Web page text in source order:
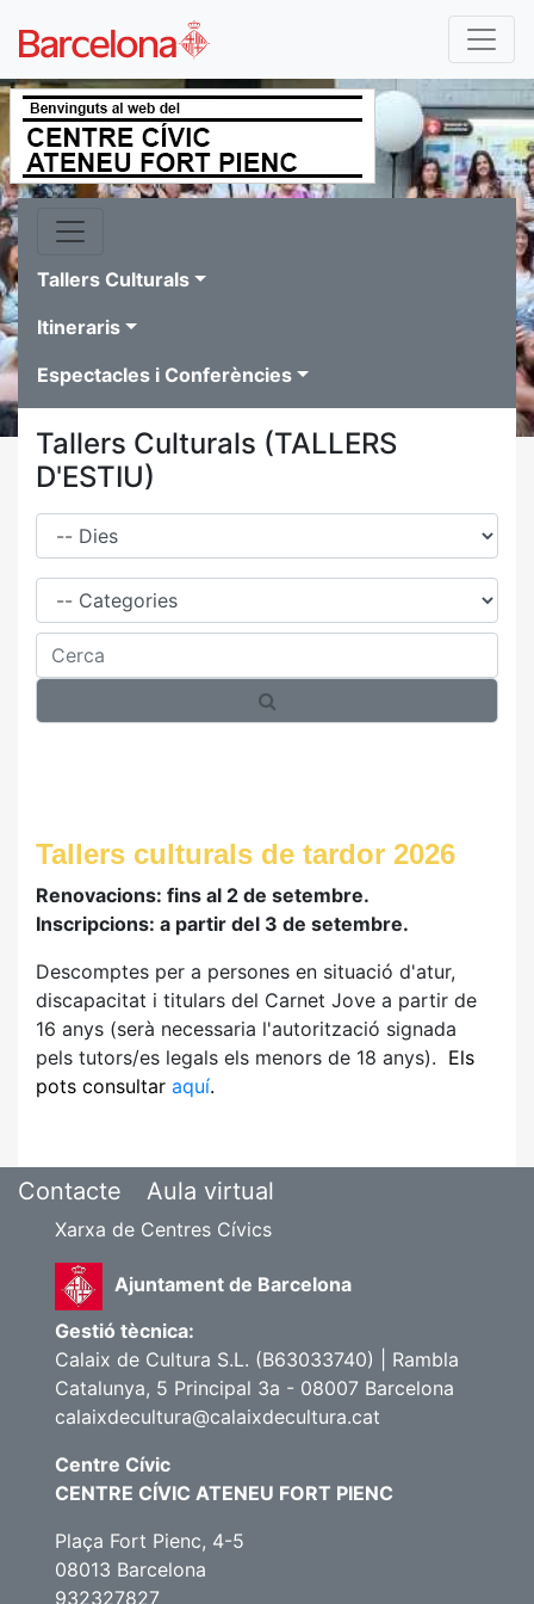
Tallers Culturals
Itineraris
Espectacles i Conferències
Tallers Culturals (TALLERS
D'ESTIU)
Dies
Família
Cerca
Tallers culturals de tardor 2026
Renovacions: fins al 2 de setembre.
Inscripcions: a partir del 3 de setembre.
Descomptes per a persones en situació d'atur,
discapacitat i titulars del Carnet Jove a partir de
16 anys (serà necessaria l'autorització signada
pels tutors/es legals els menors de 18 anys). Els
pots consultar aquí.
Contacte Aula virtual
Xarxa de Centres Cívics
Ajuntament de Barcelona
Gestió tècnica:
Calaix de Cultura S.L. (B63033740) | Rambla
Catalunya, 5 Principal 3a - 08007 Barcelona
calaixdecultura@calaixdecultura.cat
Centre Cívic
CENTRE CÍVIC ATENEU FORT PIENC
Plaça Fort Pienc, 4-5
08013 Barcelona
932327827